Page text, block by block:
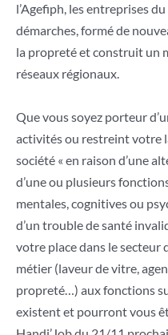
l’Agefiph, les entreprises
démarches, formé de
la propreté et construit un
réseaux régionaux.
Que vous soyez porteur
activités ou restreint votre
société « en raison d’une
d’une ou plusieurs
mentales, cognitives ou
d’un trouble de santé
votre place dans le
métier (laveur de vitre,
propreté…) aux fonctions
existent et pourront vous